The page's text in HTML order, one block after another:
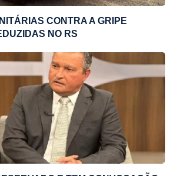
CONTRA A GRIPE
NO RS